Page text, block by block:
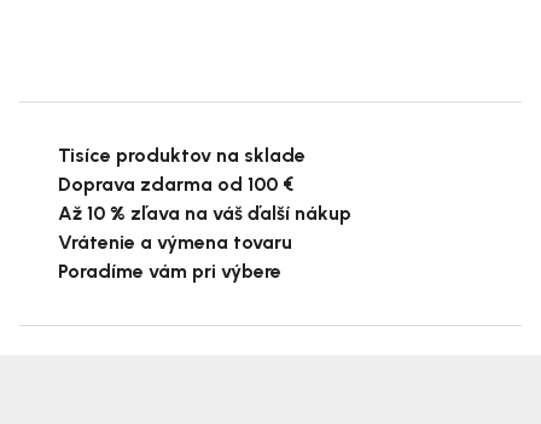
Tisíce produktov na sklade
Doprava zdarma od 100 €
Až 10 % zľava na váš ďalší nákup
Vrátenie a výmena tovaru
Poradíme vám pri výbere